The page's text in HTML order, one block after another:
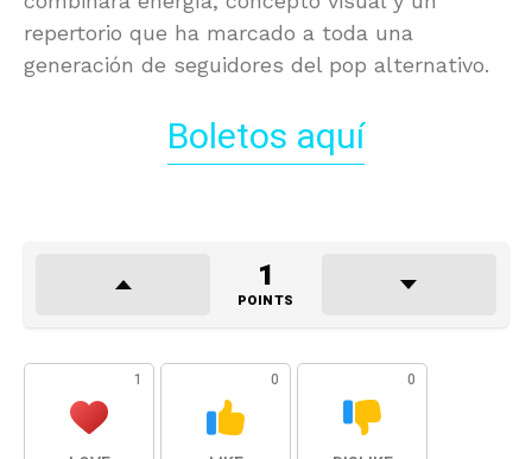
repertorio que ha marcado a toda una
generación de seguidores del pop alternativo.
Boletos aquí
1
POINTS
1 0 0